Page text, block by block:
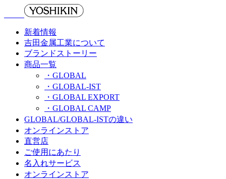
新着情報
吉田金属工業について
ブランドストーリー
商品一覧
・GLOBAL
・GLOBAL-IST
・GLOBAL EXPORT
・GLOBAL CAMP
GLOBAL/GLOBAL-ISTの違い
オンラインストア
直営店
ご使用にあたり
名入れサービス
オンラインストア